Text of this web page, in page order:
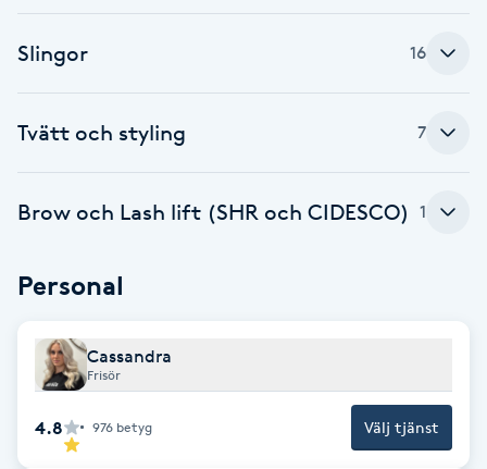
F
Face framing
Faceliftmassage
Fillers
Fotmassage
Slingor 16
Tvätt och styling 7
Brow och Lash lift (SHR och CIDESCO) 1
Personal
Cassandra
Frisör
4.8 976 betyg Välj tjänst